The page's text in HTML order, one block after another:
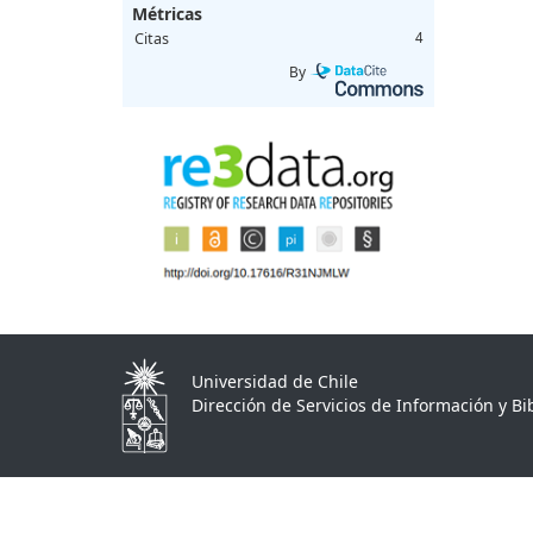
Métricas
Citas 4
By
Universidad de Chile
Dirección de Servicios de Información y